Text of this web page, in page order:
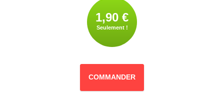
1,90 €
Seulement !
COMMANDER